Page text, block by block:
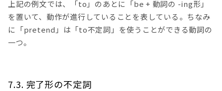
上記の例文では、「to」のあとに「be + 動詞の -ing形」
を置いて、動作が進行していることを表している。ちなみ
に「pretend」は「to不定詞」を使うことができる動詞の
一つ。
7.3. 完了形の不定詞